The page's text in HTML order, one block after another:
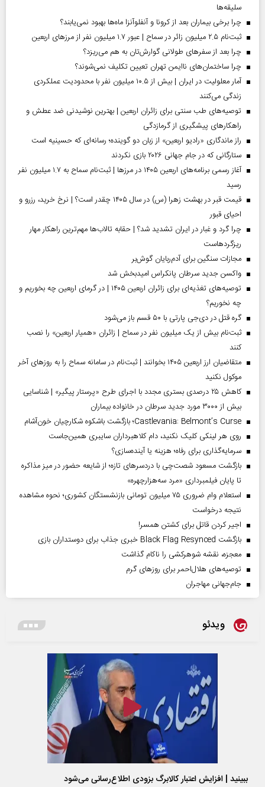
سلیقه‌ها
چرا برخی بیماران بعد از کرونا و آنفلوآنزا ماه‌ها بهبود نمی‌یابند؟
ثبت‌نام ۲.۵ میلیون زائر در سماح | عبور ۱.۷ میلیون نفر از مرز‌های اربعین
چرا بعد از سفرهای طولانی گوارش‌تان به هم می‌ریزد؟
چرا ساختمان‌های ناایمن تهران تعیین تکلیف نمی‌شوند؟
آمار معلولیت در ایران | بیش از ۱۰.۵ میلیون نفر با محدودیت عملکردی
زندگی می‌کنند
توصیه‌های طب سنتی برای زائران اربعین | بهترین نوشیدنی ضد عطش و
راهکارهای پیشگیری از گرمازدگی
راز ماندگاری «رادیو اربعین» از زبان دو گوینده؛ رسانه‌ای که حسینیه است
ستارگانی که در جام جهانی ۲۰۲۶ بازی نکردند
آغاز رسمی برنامه‌های اربعین ۱۴۰۵ در مرز‌ها | ثبت‌نام سماح به ۱.۷ میلیون نفر
رسید
قیمت قبر در بهشت زهرا (س) در سال ۱۴۰۵ چقدر است؟ | نرخ خرید، رزرو و
احیای قبور
چرا گرد و غبار در ایران تشدید شد؟ | حقابه تالاب‌ها مهم‌ترین راهکار مهار
ریزگردهاست
مجازات سنگین برای آدم‌ربایان گوش‌بر
واکسن جدید سرطان پانکراس امیدبخش شد
توصیه‌های تغذیه‌ای برای زائران اربعین ۱۴۰۵ | در گرمای اربعین چه بخوریم و
چه نخوریم؟
گره قتل در دی‌جی پارتی با ۵۰ قسم باز می‌شود
ثبت‌نام بیش از یک میلیون نفر در سماح | زائران «همیار اربعین» را نصب
کنند
متقاضیان ارز اربعین ۱۴۰۵ بخوانند | ثبت‌نام در سامانه سماح را به روز‌های آخر
موکول نکنید
کاهش ۲۵ درصدی بستری مجدد با اجرای طرح «پرستار پیگیر» | شناسایی
بیش از ۳۰۰۰ مورد جدید سرطان در خانواده بیماران
Castlevania: Belmont’s Curse؛ بازگشت باشکوه شکارچیان خون‌آشام
روی هر لینکی کلیک نکنید، دام کلاهبرداران سایبری همین‌جاست
سرمایه‌گذاری برای رفاه؛ هزینه یا آینده‌سازی؟
بازگشت مسعود شصت‌چی با دردسر‌های تازه؛ از شایعه حضور در میز مذاکره
تا پایان فیلمبرداری «مرد سه‌هزارچهره»
استعلام وام ضروری ۷۵ میلیون تومانی بازنشستگان کشوری؛ نحوه مشاهده
نتیجه درخواست
اجیر کردن قاتل برای کشتن همسر!
بازگشت Black Flag Resynced خبری جذاب برای دوستداران بازی
معجزه، نقشه شوهرکشی را ناکام گذاشت
توصیه‌های هلال‌احمر برای روز‌های گرم
جام‌جهانی مهاجران
ویدئو
ببینید | افزایش اعتبار کالابرگ بزودی اطلاع‌رسانی می‌شود